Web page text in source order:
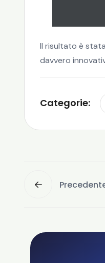
Il risultato è
davvero
Categorie: